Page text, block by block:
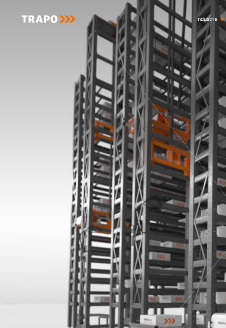
Industrie